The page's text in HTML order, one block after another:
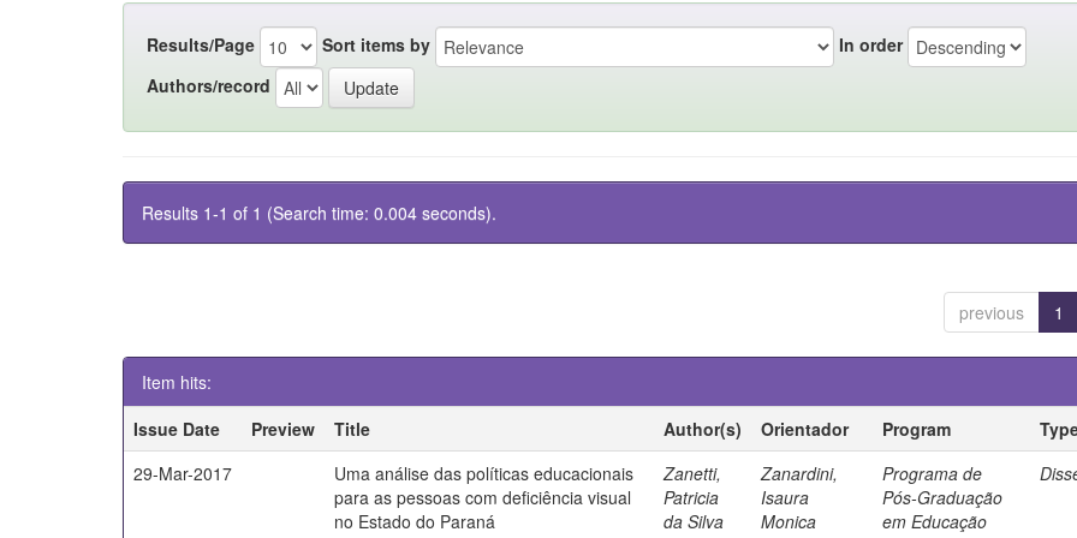
Results/Page Sort items by
In order
Authors/record
Results 1-1 of 1 (Search time: 0.004 seconds).
previous 1
Item hits:
Issue Date
Preview Title Author(s) Orientador Program
29-Mar-2017
Uma análise das políticas educacionais
para as pessoas com deficiência visual
no Estado do Paraná
Zanetti,
Patricia
da Silva
Zanardini,
Isaura
Monica
Programa de
Pós-Graduação
em Educação